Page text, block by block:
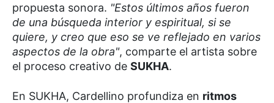
propuesta sonora. "Estos últimos años fueron
de una búsqueda interior y espiritual, si se
quiere, y creo que eso se ve reflejado en varios
aspectos de la obra", comparte el artista sobre
el proceso creativo de SUKHA.
En SUKHA, Cardellino profundiza en ritmos